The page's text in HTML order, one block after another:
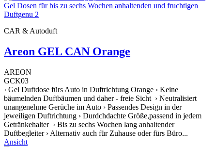
CAR & Autoduft
Areon GEL CAN Orange
AREON
GCK03
› Gel Duftdose fürs Auto in Duftrichtung Orange › Keine
bäumelnden Duftbäumen und daher - freie Sicht › Neutralisiert
unangenehme Gerüche im Auto › Passendes Design in der
jeweiligen Duftrichtung › Durdchdachte Größe,passend in jedem
Getränkehalter › Bis zu sechs Wochen lang anhaltender
Duftbegleiter › Alternativ auch für Zuhause oder fürs Büro...
Ansicht